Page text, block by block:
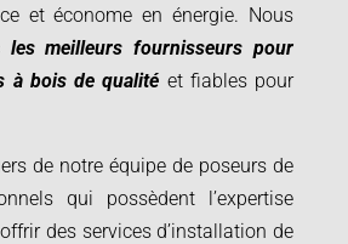
et économe en énergie. Nous
les meilleurs fournisseurs pour
à bois de qualité et fiables pour
de notre équipe de poseurs de
qui possèdent l’expertise
des services d’installation de